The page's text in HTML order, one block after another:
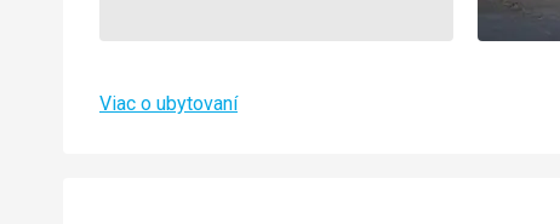
Viac o ubytovaní